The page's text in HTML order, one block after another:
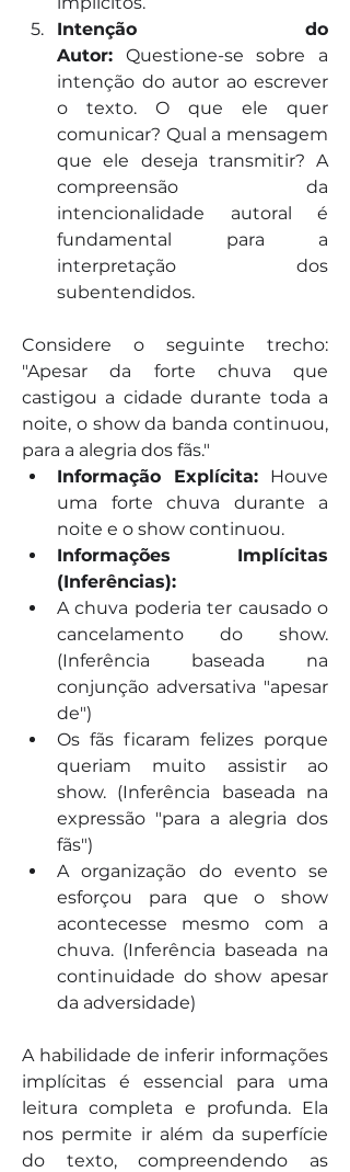
Intenção do
Autor: Questione-se sobre a
intenção do autor ao escrever
o texto. O que ele quer
comunicar? Qual a mensagem
que ele deseja transmitir? A
compreensão da
intencionalidade autoral é
fundamental para a
interpretação dos
subentendidos.
Considere o seguinte trecho:
"Apesar da forte chuva que
castigou a cidade durante toda a
noite, o show da banda continuou,
para a alegria dos fãs."
Informação Explícita: Houve
uma forte chuva durante a
noite e o show continuou.
Informações Implícitas
(Inferências):
A chuva poderia ter causado o
cancelamento do show.
(Inferência baseada na
conjunção adversativa "apesar
de")
Os fãs ficaram felizes porque
queriam muito assistir ao
show. (Inferência baseada na
expressão "para a alegria dos
fãs")
A organização do evento se
esforçou para que o show
acontecesse mesmo com a
chuva. (Inferência baseada na
continuidade do show apesar
da adversidade)
A habilidade de inferir informações
implícitas é essencial para uma
leitura completa e profunda. Ela
nos permite ir além da superfície
do texto, compreendendo as